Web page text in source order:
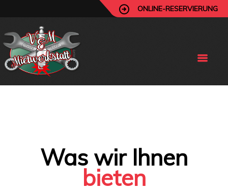
ONLINE-RESERVIERUNG
Was wir Ihnen
bieten